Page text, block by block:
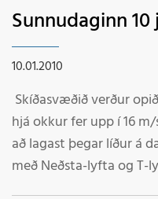
Sunnudaginn
10.01.2010
Skíðasvæðið verður
hjá okkur fer upp í 16
að lagast þegar líður á
með Neðsta-lyfta og